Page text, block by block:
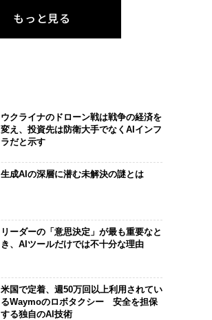
もっと見る
ウクライナのドローン戦は戦争の経済を
変え、投資先は防衛大手でなくAIインフ
ラだと示す
生成AIの深層に潜む未解決の謎とは
リーダーの「意思決定」が最も重要なと
き、AIツールだけでは不十分な理由
米国で定着、週50万回以上利用されてい
るWaymoのロボタクシー 安全を担保
する独自のAI技術